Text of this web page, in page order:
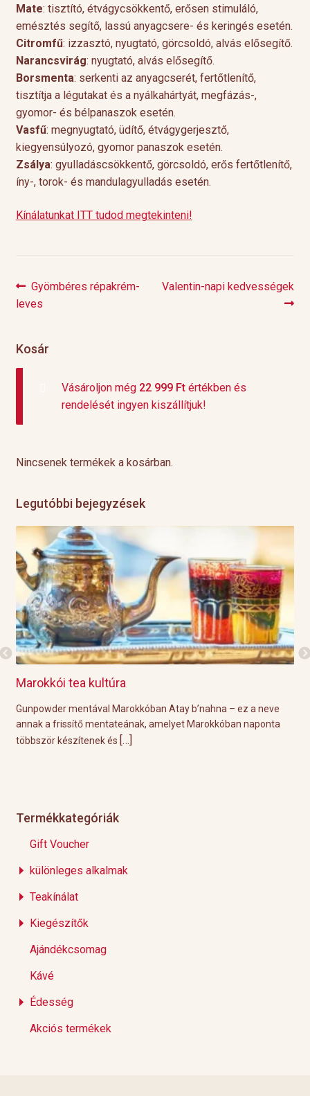
Mate: tisztító, étvágycsökkentő, erősen stimuláló,
emésztés segítő, lassú anyagcsere- és keringés esetén.
Citromfű: izzasztó, nyugtató, görcsoldó, alvás elősegítő.
Narancsvirág: nyugtató, alvás elősegítő.
Borsmenta: serkenti az anyagcserét, fertőtlenítő,
tisztítja a légutakat és a nyálkahártyát, megfázás-,
gyomor- és bélpanaszok esetén.
Vasfű: megnyugtató, üdítő, étvágygerjesztő,
kiegyensúlyozó, gyomor panaszok esetén.
Zsálya: gyulladáscsökkentő, görcsoldó, erős fertőtlenítő,
íny-, torok- és mandulagyulladás esetén.
Kínálatunkat ITT tudod megtekinteni!
Bejegyzés
navigáció
Previous
post:
Gyömbéres répakrém-
leves
Next
Valentin-napi kedvességek
Kosár
Vásároljon még 22 999 Ftértékben és
rendelését ingyen kiszállítjuk!
Nincsenek termékek a kosárban.
Legutóbbi bejegyzések
b’nahna – ez a neve
Marokkóban naponta
Grillre visszük a teát!
A közelgő indián nyár és a kellemesen
tökéletes körülményeket biztosítanak a
Éppen ezért ebben a
Termékkategóriák
Gift Voucher
különleges alkalmak
Teakínálat
Kiegészítők
Ajándékcsomag
Kávé
Édesség
Akciós termékek